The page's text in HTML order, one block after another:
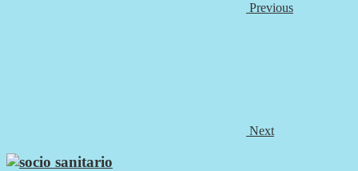
Previous
Next